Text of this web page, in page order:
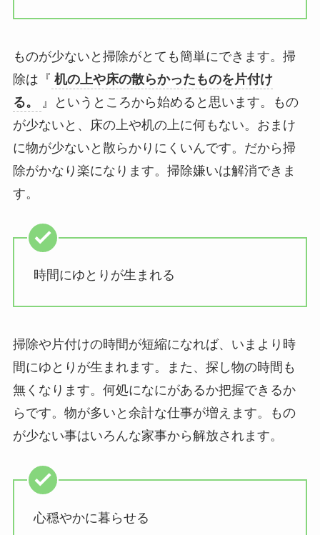
ものが少ないと掃除がとても簡単にできます。掃
除は『 机の上や床の散らかったものを片付け
る。
』というところから始めると思います。もの
が少ないと、床の上や机の上に何もない。おまけ
に物が少ないと散らかりにくいんです。だから掃
除がかなり楽になります。掃除嫌いは解消できま
す。
時間にゆとりが生まれる
掃除や片付けの時間が短縮になれば、いまより時
間にゆとりが生まれます。また、探し物の時間も
無くなります。何処になにがあるか把握できるか
らです。物が多いと余計な仕事が増えます。もの
が少ない事はいろんな家事から解放されます。
心穏やかに暮らせる